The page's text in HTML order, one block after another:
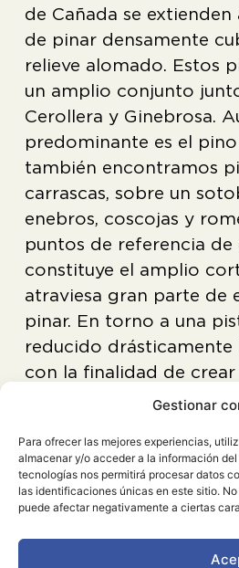
Gestionar
Para ofrecer las mejores experiencias,
almacenar y/o acceder a la información
tecnologías nos permitirá procesar datos
las identificaciones únicas en este sitio.
puede afectar negativamente a ciertas
de Cañada se
de pinar densamente
relieve alomado. Estos
un amplio conjunto
Cerollera y Ginebrosa.
predominante es el
también encontramos
carrascas, sobre un
enebros, coscojas y
puntos de referencia de
constituye el amplio
atraviesa gran parte de
pinar. En torno a una
reducido drásticamente
con la finalidad de
seguridad y de posible
al paisaje de forma
estructura del arbolado
sus efectos en las